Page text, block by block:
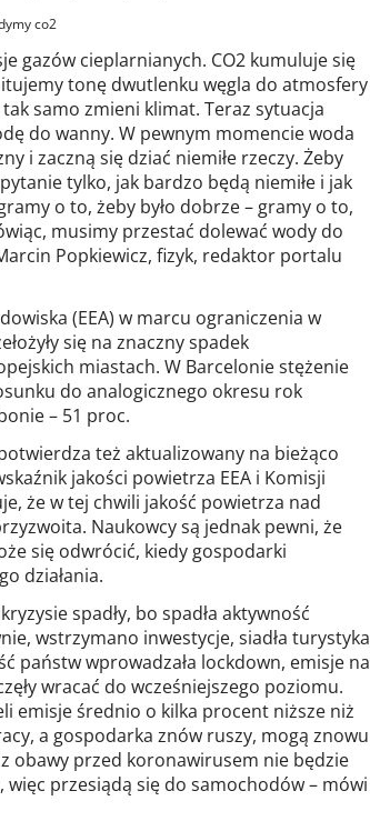
gazów cieplarnianych. CO2 kumuluje się
tonę dwutlenku węgla do atmosfery
samo zmieni klimat. Teraz sytuacja
do wanny. W pewnym momencie woda
i zaczną się dziać niemiłe rzeczy. Żeby
tylko, jak bardzo będą niemiłe i jak
o to, żeby było dobrze – gramy o to,
musimy przestać dolewać wody do
Popkiewicz, fizyk, redaktor portalu
(EEA) w marcu ograniczenia w
się na znaczny spadek
miastach. W Barcelonie stężenie
do analogicznego okresu rok
– 51 proc.
też aktualizowany na bieżąco
jakości powietrza EEA i Komisji
że w tej chwili jakość powietrza nad
Naukowcy są jednak pewni, że
się odwrócić, kiedy gospodarki
działania.
spadły, bo spadła aktywność
wstrzymano inwestycje, siadła turystyka
państw wprowadzała lockdown, emisje na
wracać do wcześniejszego poziomu.
emisje średnio o kilka procent niższe niż
a gospodarka znów ruszy, mogą znowu
obawy przed koronawirusem nie będzie
przesiądą się do samochodów – mówi